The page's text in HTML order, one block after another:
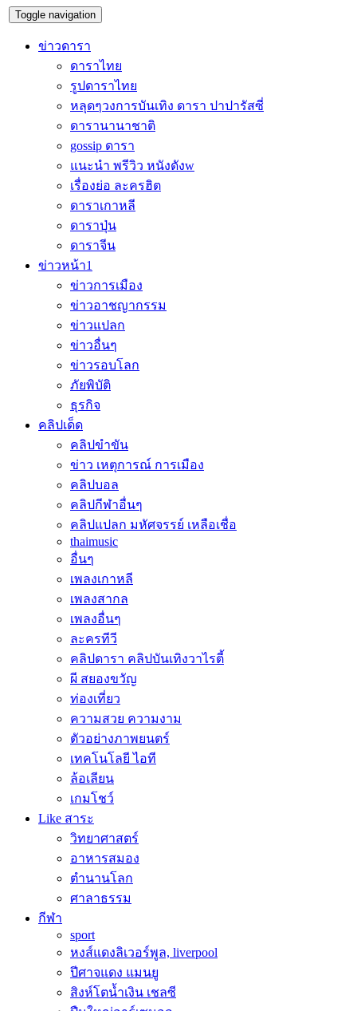
Toggle navigation
ข่าวดารา
ดาราไทย
รูปดาราไทย
หลุดๆวงการบันเทิง ดารา ปาปารัสซี่
ดารานานาชาติ
gossip ดารา
แนะนำ พรีวิว หนังดังw
เรื่องย่อ ละครฮิต
ดาราเกาหลี
ดาราปุ่น
ดาราจีน
ข่าวหน้า1
ข่าวการเมือง
ข่าวอาชญากรรม
ข่าวแปลก
ข่าวอื่นๆ
ข่าวรอบโลก
ภัยพิบัติ
ธุรกิจ
คลิปเด็ด
คลิปขำขัน
ข่าว เหตุการณ์ การเมือง
คลิปบอล
คลิปกีฬาอื่นๆ
คลิปแปลก มหัศจรรย์ เหลือเชื่อ
thaimusic
อื่นๆ
เพลงเกาหลี
เพลงสากล
เพลงอื่นๆ
ละครทีวี
คลิปดารา คลิปบันเทิงวาไรตี้
ผี สยองขวัญ
ท่องเที่ยว
ความสวย ความงาม
ตัวอย่างภาพยนตร์
เทคโนโลยี ไอที
ล้อเลียน
เกมโชว์
Like สาระ
วิทยาศาสตร์
อาหารสมอง
ตำนานโลก
ศาลาธรรม
กีฬา
sport
หงส์แดงลิเวอร์พูล, liverpool
ปีศาจแดง แมนยู
สิงห์โตน้ำเงิน เชลซี